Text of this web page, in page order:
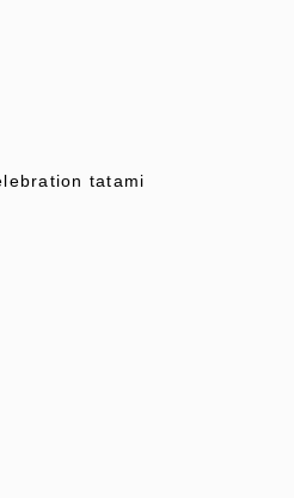
tatami